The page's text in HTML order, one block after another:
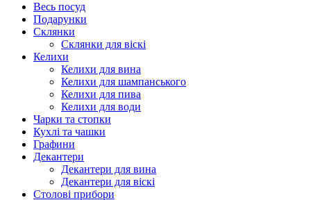
Весь посуд
Подарунки
Склянки
Склянки для віскі
Келихи
Келихи для вина
Келихи для шампанського
Келихи для пива
Келихи для води
Чарки та стопки
Кухлі та чашки
Графини
Декантери
Декантери для вина
Декантери для віскі
Столові прибори